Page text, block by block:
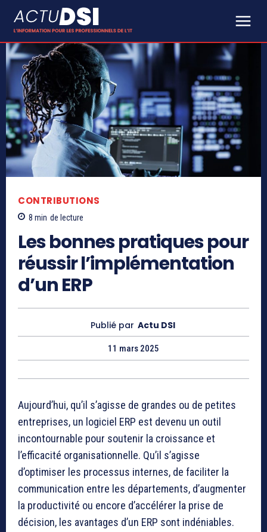
CONTRIBUTIONS
8 min de lecture
Les bonnes pratiques pour
réussir l’implémentation
d’un ERP
Publié par Actu DSI
11 mars 2025
Aujourd’hui, qu’il s’agisse de grandes ou de petites
entreprises, un logiciel ERP est devenu un outil
incontournable pour soutenir la croissance et
l’efficacité organisationnelle. Qu’il s’agisse
d’optimiser les processus internes, de faciliter la
communication entre les départements, d’augmenter
la productivité ou encore d’accélérer la prise de
décision, les avantages d’un ERP sont indéniables.